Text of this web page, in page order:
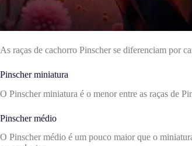
As raças de cachorro Pinscher se diferenciam por
Pinscher miniatura
O Pinscher miniatura é o menor entre as raças de
Pinscher médio
O Pinscher médio é um pouco maior que o